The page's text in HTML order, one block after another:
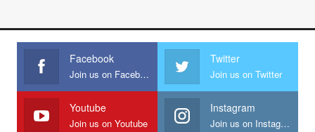
Facebook
Join us on Facebook
Twitter
Join us on Twitter
Youtube
Join us on Youtube
Instagram
Join us on Instagram